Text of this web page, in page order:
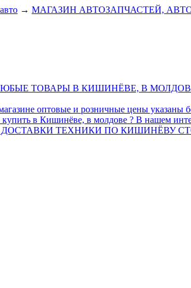
→ МАГАЗИН АВТОЗАПЧАСТЕЙ,
ТОВАРЫ В КИШИНЁВЕ, В МОЛДОВЕ !
оптовые и розничные цены
в Кишинёве, в молдове ? В нашем
ТЕХНИКИ ПО КИШИНЁВУ